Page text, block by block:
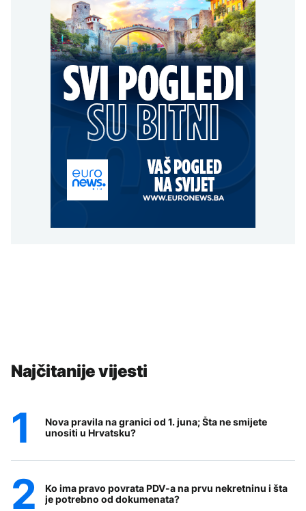
Najčitanije vijesti
Nova pravila na granici od 1. juna; Šta ne smijete
unositi u Hrvatsku?
Ko ima pravo povrata PDV-a na prvu nekretninu i šta
je potrebno od dokumenata?